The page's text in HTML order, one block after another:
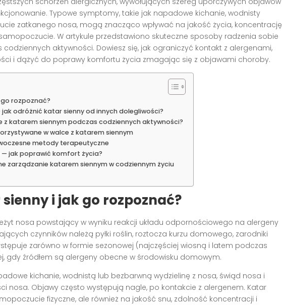
Typowe symptomy, takie jak napadowe kichanie, wodnisty
zatkanego nosa, mogą znacząco wpływać na jakość życia, koncentrację
W artykule przedstawiono skuteczne sposoby radzenia sobie
codziennych aktywności. Dowiesz się, jak ograniczyć kontakt z alergenami,
i dążyć do poprawy komfortu życia zmagając się z objawami choroby.
rozpoznać?
odróżnić katar sienny od innych dolegliwości?
z katarem siennym podczas codziennych aktywności?
w walce z katarem siennym
metody terapeutyczne
jak poprawić komfort życia?
zarządzanie katarem siennym w codziennym życiu
i jak go rozpoznać?
nosa powstający w wyniku reakcji układu odpornościowego na alergeny
czynników należą pyłki roślin, roztocza kurzu domowego, zarodniki
zarówno w formie sezonowej (najczęściej wiosną i latem podczas
gdy źródłem są alergeny obecne w środowisku domowym.
kichanie, wodnistą lub bezbarwną wydzielinę z nosa, świąd nosa i
nosa. Objawy często występują nagle, po kontakcie z alergenem. Katar
fizyczne, ale również na jakość snu, zdolność koncentracji i